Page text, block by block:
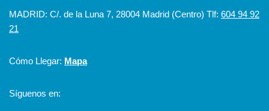
MADRID: C/. de la Luna 7, 28004 Madrid (Centro) Tlf: 604 94 92
21
Cómo Llegar: Mapa
Síguenos en: